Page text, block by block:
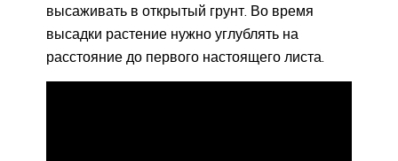
высаживать в открытый грунт. Во время
высадки растение нужно углублять на
расстояние до первого настоящего листа.